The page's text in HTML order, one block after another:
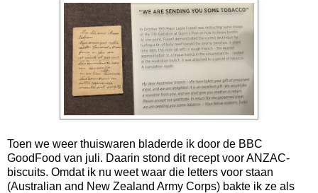
Toen we weer thuiswaren bladerde ik door de BBC
GoodFood van juli. Daarin stond dit recept voor ANZAC-
biscuits. Omdat ik nu weet waar die letters voor staan
(Australian and New Zealand Army Corps) bakte ik ze als